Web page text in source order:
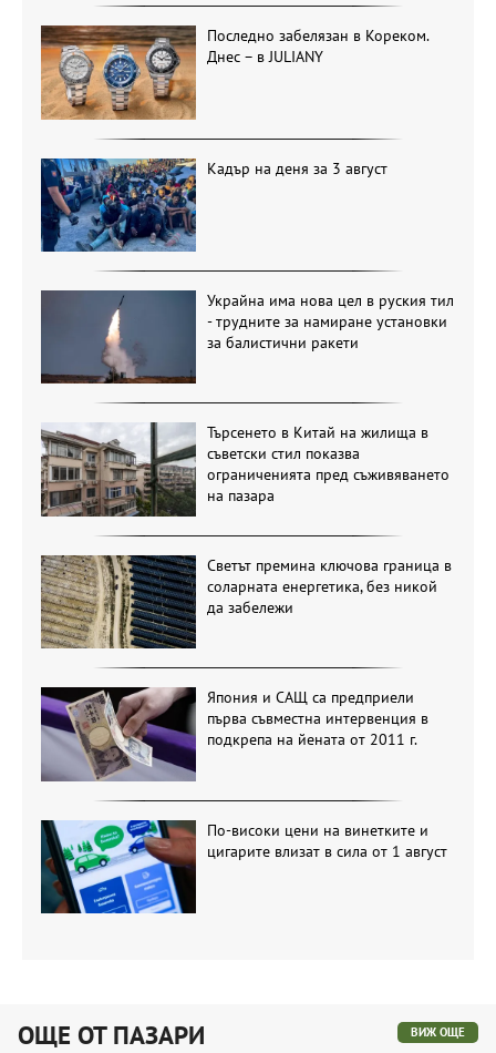
Последно забелязан в Кореком.
Днес – в JULIANY
Кадър на деня за 3 август
Украйна има нова цел в руския тил
- трудните за намиране установки
за балистични ракети
Търсенето в Китай на жилища в
съветски стил показва
ограниченията пред съживяването
на пазара
Светът премина ключова граница в
соларната енергетика, без никой
да забележи
Япония и САЩ са предприели
първа съвместна интервенция в
подкрепа на йената от 2011 г.
По-високи цени на винетките и
цигарите влизат в сила от 1 август
ОЩЕ ОТ ПАЗАРИ ВИЖ ОЩЕ